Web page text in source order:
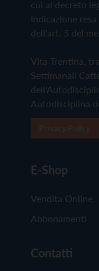
cui al decreto
Indicazione
dell'art. 5 del
Vita Trentina,
Settimanali
Autodisciplina
E-Shop
Vendita Online
Abbonamenti
Contatti